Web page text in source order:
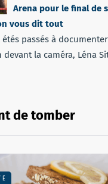
Arena pour le final de
vous dit tout
passés à
la caméra, Léna
de tomber